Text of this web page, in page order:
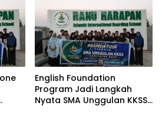
English Foundation
Program Jadi Langkah
Nyata SMA Unggulan KKSS